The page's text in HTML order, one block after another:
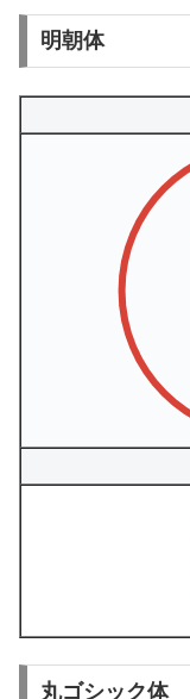
明朝体
丸ゴシック体